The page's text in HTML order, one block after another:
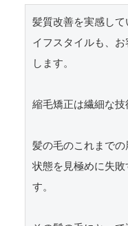
髪質改善を実感し
イフスタイルも、
します。
縮毛矯正は繊細な技
髪の毛のこれまで
状態を見極めに失
す。